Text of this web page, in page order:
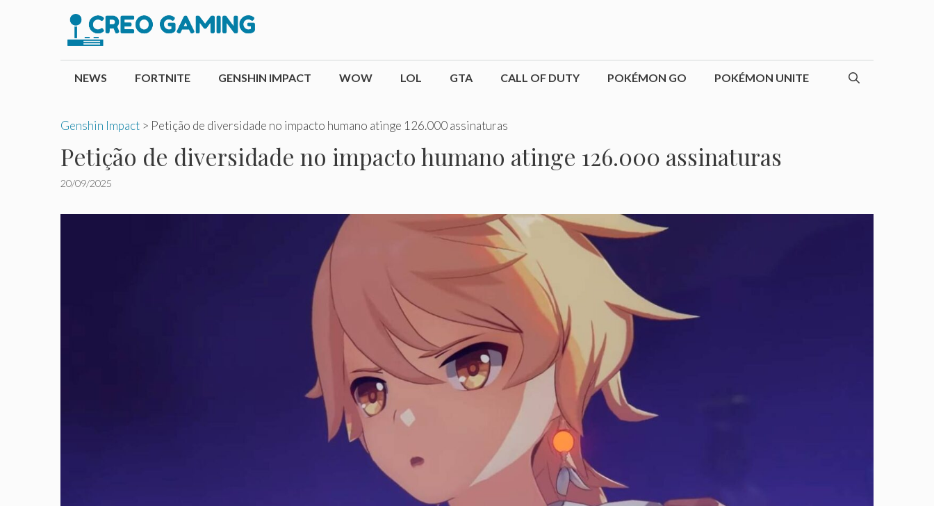
conteúdo
NEWS FORTNITE GENSHIN IMPACT WOW LOL GTA CALL OF DUTY POKÉMON GO POKÉMON UNITE
Genshin Impact > Petição de diversidade no impacto humano atinge 126.000 assinaturas
Petição de diversidade no impacto humano atinge 126.000 assinaturas
20/09/2025